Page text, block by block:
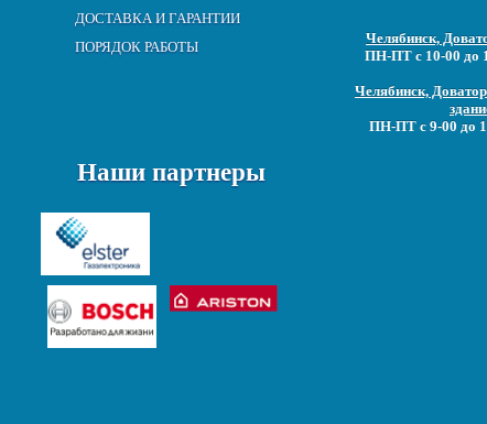
ДОСТАВКА И ГАРАНТИИ
ПОРЯДОК РАБОТЫ
Наши партнеры
Челябинск,
ПН-ПТ с 10-00 до
Челябинск,
ПН-ПТ с 9-00 до